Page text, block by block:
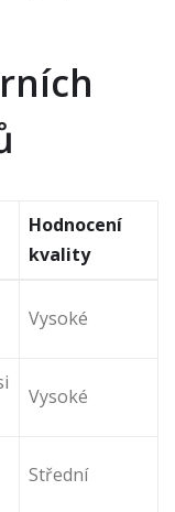
Hodnocení
kvality
Vysoké
Vysoké
Střední